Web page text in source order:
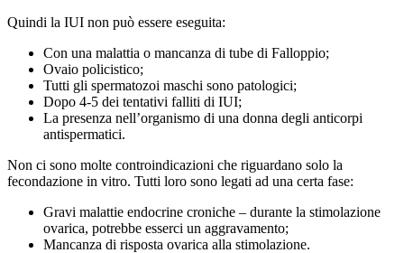
Quindi la IUI non può essere eseguita:
Con una malattia o mancanza di tube di Falloppio;
Ovaio policistico;
Tutti gli spermatozoi maschi sono patologici;
Dopo 4-5 dei tentativi falliti di IUI;
La presenza nell’organismo di una donna degli anticorpi
antispermatici.
Non ci sono molte controindicazioni che riguardano solo la
fecondazione in vitro. Tutti loro sono legati ad una certa fase:
Gravi malattie endocrine croniche – durante la stimolazione
ovarica, potrebbe esserci un aggravamento;
Mancanza di risposta ovarica alla stimolazione.